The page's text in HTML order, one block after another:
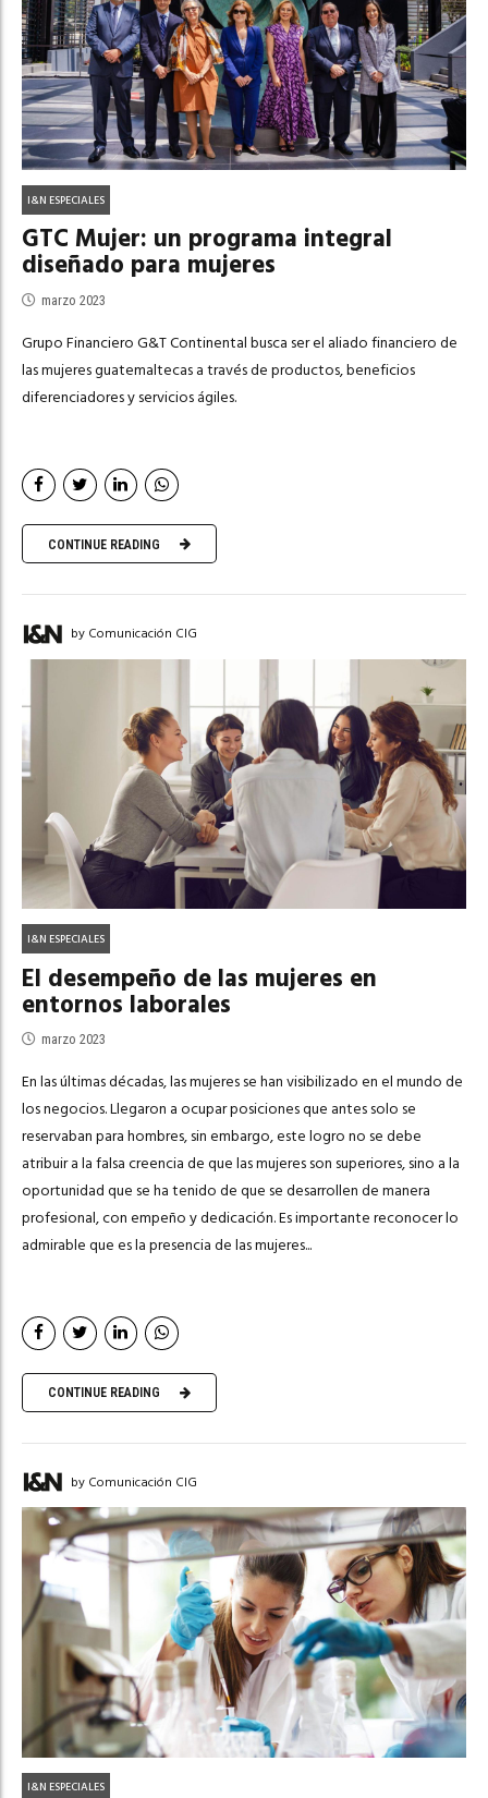
I&N ESPECIALES
GTC Mujer: un programa integral
diseñado para mujeres
marzo 2023
Grupo Financiero G&T Continental busca ser el aliado financiero de
las mujeres guatemaltecas a través de productos, beneficios
diferenciadores y servicios ágiles.
CONTINUE READING
by Comunicación CIG
I&N ESPECIALES
El desempeño de las mujeres en
entornos laborales
marzo 2023
En las últimas décadas, las mujeres se han visibilizado en el mundo de
los negocios. Llegaron a ocupar posiciones que antes solo se
reservaban para hombres, sin embargo, este logro no se debe
atribuir a la falsa creencia de que las mujeres son superiores, sino a la
oportunidad que se ha tenido de que se desarrollen de manera
profesional, con empeño y dedicación. Es importante reconocer lo
admirable que es la presencia de las mujeres...
CONTINUE READING
by Comunicación CIG
I&N ESPECIALES